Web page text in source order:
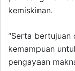
kemiskinan.
“Serta bertujuan
kemampuan
pengayaan